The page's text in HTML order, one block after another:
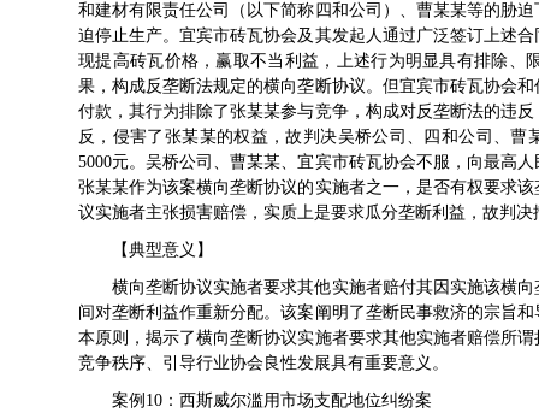
和建材有限责任公司（以下简称四和公司）、曹某某等的胁
迫停止生产。宜宾市砖瓦协会及其发起人通过广泛签订上述
现提高砖瓦价格，赢取不当利益，上述行为明显具有排除
果，构成反垄断法规定的横向垄断协议。但宜宾市砖瓦协会
付款，其行为排除了张某某参与竞争，构成对反垄断法的违
反，侵害了张某某的权益，故判决吴桥公司、四和公司、
5000元。吴桥公司、曹某某、宜宾市砖瓦协会不服，向最高
张某某作为该案横向垄断协议的实施者之一，是否有权要求
议实施者主张损害赔偿，实质上是要求瓜分垄断利益，故判
【典型意义】
横向垄断协议实施者要求其他实施者赔付其因实施该横
间对垄断利益作重新分配。该案阐明了垄断民事救济的宗旨
本原则，揭示了横向垄断协议实施者要求其他实施者赔偿所
竞争秩序、引导行业协会良性发展具有重要意义。
案例10：西斯威尔滥用市场支配地位纠纷案